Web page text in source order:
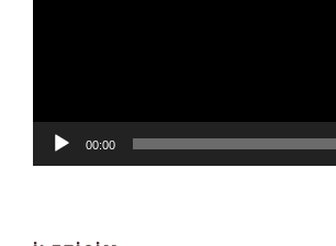
00:00